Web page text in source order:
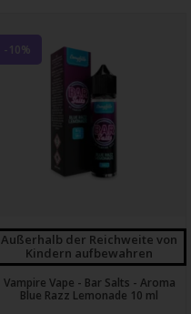
-10%
Außerhalb der Reichweite von
Kindern aufbewahren
Vampire Vape - Bar Salts - Aroma
Blue Razz Lemonade 10 ml